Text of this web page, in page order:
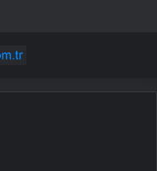
44.000 arttı